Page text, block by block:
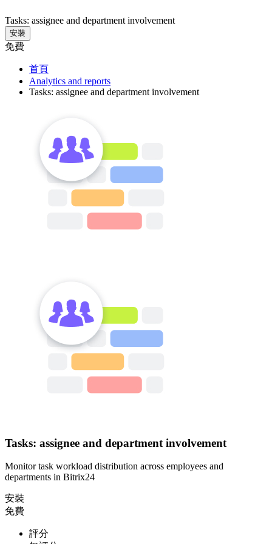
Tasks: assignee and department involvement
安裝
免費
首頁
Analytics and reports
Tasks: assignee and department involvement
Tasks: assignee and department involvement
Monitor task workload distribution across employees and
departments in Bitrix24
安裝
免費
評分